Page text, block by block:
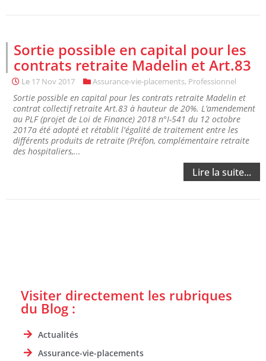
Sortie possible en capital pour les
contrats retraite Madelin et Art.83
Le 17 Nov 2017 Assurance-vie-placements, Professionnel
Sortie possible en capital pour les contrats retraite Madelin et
contrat collectif retraite Art.83 à hauteur de 20%. L’amendement
au PLF (projet de Loi de Finance) 2018 n°I-541 du 12 octobre
2017a été adopté et rétablit l'égalité de traitement entre les
différents produits de retraite (Préfon, complémentaire retraite
des hospitaliers,...
Lire la suite...
Visiter directement les rubriques
du Blog :
Actualités
Assurance-vie-placements